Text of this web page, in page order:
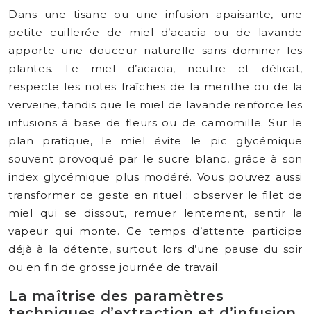
Dans une tisane ou une infusion apaisante, une
petite cuillerée de miel d’acacia ou de lavande
apporte une douceur naturelle sans dominer les
plantes. Le miel d’acacia, neutre et délicat,
respecte les notes fraîches de la menthe ou de la
verveine, tandis que le miel de lavande renforce les
infusions à base de fleurs ou de camomille. Sur le
plan pratique, le miel évite le pic glycémique
souvent provoqué par le sucre blanc, grâce à son
index glycémique plus modéré. Vous pouvez aussi
transformer ce geste en rituel : observer le filet de
miel qui se dissout, remuer lentement, sentir la
vapeur qui monte. Ce temps d’attente participe
déjà à la détente, surtout lors d’une pause du soir
ou en fin de grosse journée de travail.
La maîtrise des paramètres